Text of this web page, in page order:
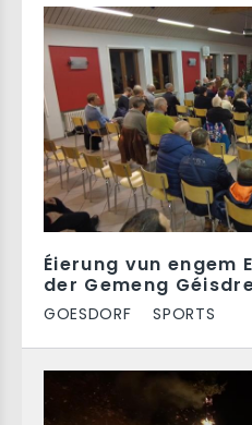
Éierung vun engem
der Gemeng
GOESDORF SPORTS